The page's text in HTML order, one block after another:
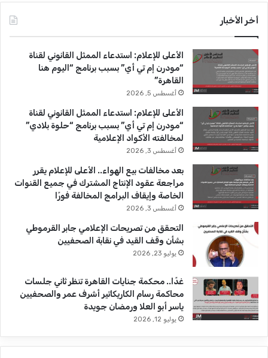
س
ب
و
ك
u
T
u
b
e
ت
ق
ا
م
أخر الأخبار
الأعلى للإعلام: استدعاء الممثل القانوني لقناة
“مودرن إم تي أي” بسبب برنامج “اليوم هنا
القاهرة”
أغسطس 5, 2026
الأعلى للإعلام: استدعاء الممثل القانوني لقناة
“مودرن إم تي أي” بسبب برنامج “حلوة بلادي”
لمخالفته الأكواد الإعلامية
أغسطس 3, 2026
بعد مخالفات بيع الهواء.. الأعلى للإعلام يقرر
مراجعة عقود الإنتاج المشترك في جميع القنوات
الخاصة وإيقاف البرامج المخالفة فورًا
أغسطس 3, 2026
التحقق من تصريحات الإعلامي جابر القرموطي
بشأن وقف القيد في نقابة الصحفيين
يوليو 23, 2026
غدًا.. محكمة جنايات القاهرة تنظر ثاني جلسات
محاكمة رسام الكاريكاتير أشرف عمر والصحفيين
ياسر أبو العلا ورمضان جويدة
يوليو 12, 2026